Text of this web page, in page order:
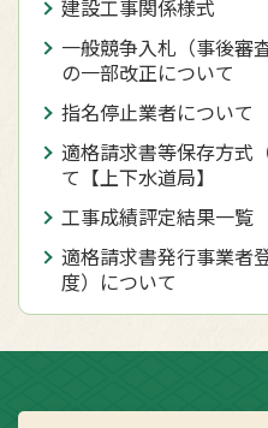
建設工事関係様式
一般競争入札（事後審
の一部改正について
指名停止業者について
適格請求書等保存方式
て【上下水道局】
工事成績評定結果一覧
適格請求書発行事業者
度）について